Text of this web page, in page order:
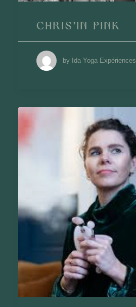
Chris’in Pink
by Ida Yoga Expériences